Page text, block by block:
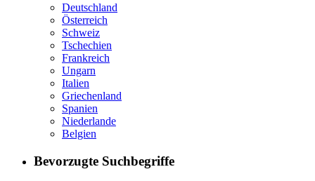
Deutschland
Österreich
Schweiz
Tschechien
Frankreich
Ungarn
Italien
Griechenland
Spanien
Niederlande
Belgien
Bevorzugte Suchbegriffe